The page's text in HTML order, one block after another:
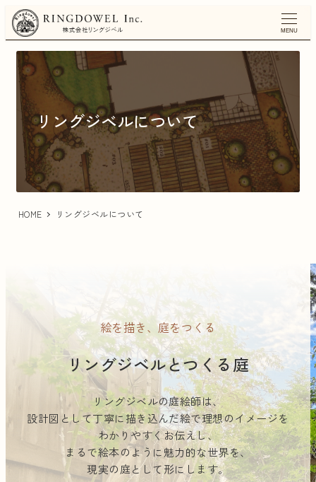
メ
イ
MENU
リングジベルについて
HOME リングジベルについて
絵を描き、庭をつくる
リングジベルとつくる庭
リングジベルの庭絵師は、
設計図として丁寧に描き込んだ絵で理想のイメージを
わかりやすくお伝えし、
まるで絵本のように魅力的な世界を、
現実の庭として形にします。